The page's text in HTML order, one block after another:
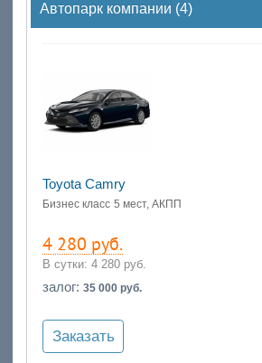
Автопарк компании (4)
Toyota Camry
Бизнес класс 5 мест, АКПП
4 280 руб.
В сутки:4 280 руб.
залог:35 000 руб.
Заказать